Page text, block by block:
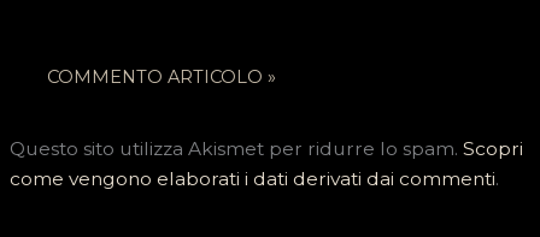
Questo sito utilizza Akismet per ridurre lo spam.Scopri
come vengono elaborati i dati derivati dai commenti.